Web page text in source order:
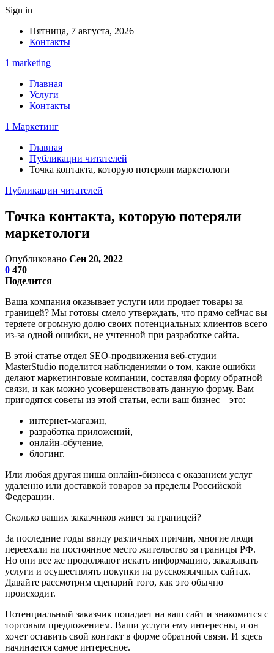
Sign in
Пятница, 7 августа, 2026
Контакты
1 marketing
Главная
Услуги
Контакты
1 Маркетинг
Главная
Публикации читателей
Точка контакта, которую потеряли маркетологи
Публикации читателей
Точка контакта, которую потеряли
маркетологи
Опубликовано Сен 20, 2022
0 470
Поделится
Ваша компания оказывает услуги или продает товары за
границей? Мы готовы смело утверждать, что прямо сейчас вы
теряете огромную долю своих потенциальных клиентов всего
из-за одной ошибки, не учтенной при разработке сайта.
В этой статье отдел SEO-продвижения веб-студии
MasterStudio поделится наблюдениями о том, какие ошибки
делают маркетинговые компании, составляя форму обратной
связи, и как можно усовершенствовать данную форму. Вам
пригодятся советы из этой статьи, если ваш бизнес – это:
интернет-магазин,
разработка приложений,
онлайн-обучение,
блогинг.
Или любая другая ниша онлайн-бизнеса с оказанием услуг
удаленно или доставкой товаров за пределы Российской
Федерации.
Сколько ваших заказчиков живет за границей?
За последние годы ввиду различных причин, многие люди
переехали на постоянное место жительство за границы РФ.
Но они все же продолжают искать информацию, заказывать
услуги и осуществлять покупки на русскоязычных сайтах.
Давайте рассмотрим сценарий того, как это обычно
происходит.
Потенциальный заказчик попадает на ваш сайт и знакомится с
торговым предложением. Ваши услуги ему интересны, и он
хочет оставить свой контакт в форме обратной связи. И здесь
начинается самое интересное.